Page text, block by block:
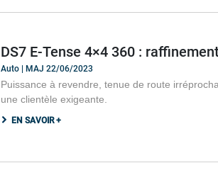
DS7 E-Tense 4×4 360 :
Auto | MAJ 22/06/2023
Puissance à revendre, tenue de route
une clientèle exigeante.
EN SAVOIR +